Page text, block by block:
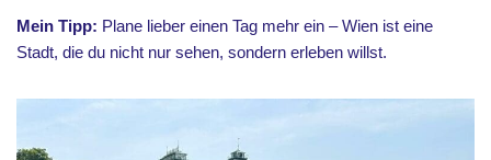
Mein Tipp: Plane lieber einen Tag mehr ein – Wien ist eine
Stadt, die du nicht nur sehen, sondern erleben willst.